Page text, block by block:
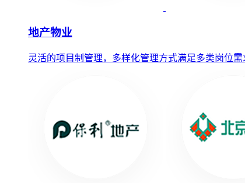
地产物业
灵活的项目制管理，多样化管理方式满足多类岗位需